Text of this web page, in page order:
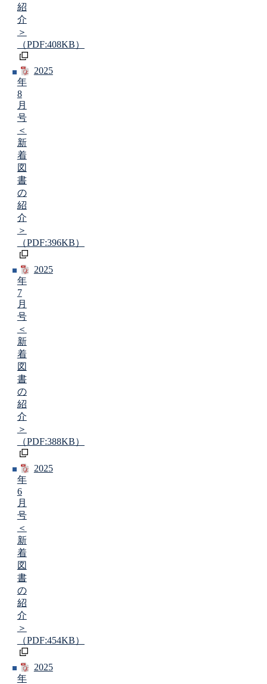
紹
介
＞
（PDF:408KB）
2025
年
8
月
号
＜
新
着
図
書
の
紹
介
＞
（PDF:396KB）
2025
年
7
月
号
＜
新
着
図
書
の
紹
介
＞
（PDF:388KB）
2025
年
6
月
号
＜
新
着
図
書
の
紹
介
＞
（PDF:454KB）
2025
年